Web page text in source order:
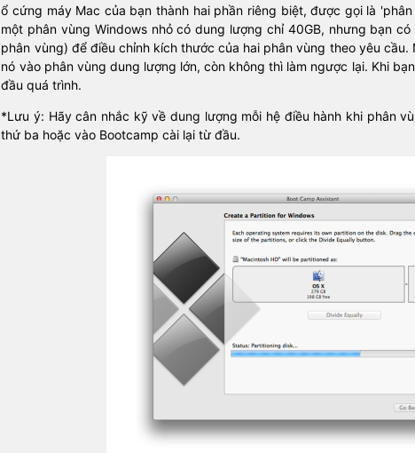
ổ cứng máy Mac của bạn thành hai phần riêng biệt, được gọi là
một phân vùng Windows nhỏ có dung lượng chỉ 40GB, nhưng bạn
phân vùng) để điều chỉnh kích thước của hai phân vùng theo yêu
nó vào phân vùng dung lượng lớn, còn không thì làm ngược lại. Khi
đầu quá trình.
*Lưu ý: Hãy cân nhắc kỹ về dung lượng mỗi hệ điều hành khi phân
thứ ba hoặc vào Bootcamp cài lại từ đầu.